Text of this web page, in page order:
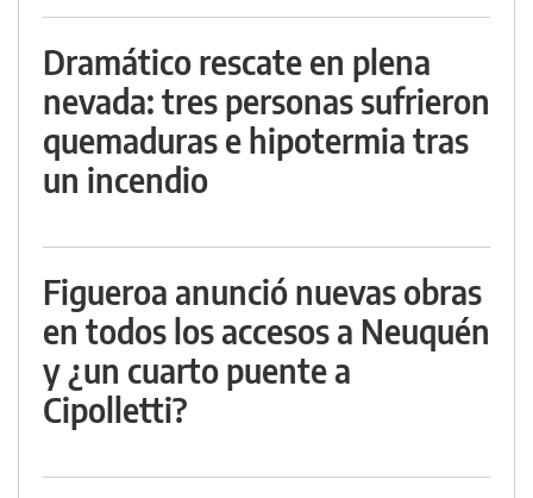
Dramático rescate en plena
nevada: tres personas sufrieron
quemaduras e hipotermia tras
un incendio
Figueroa anunció nuevas obras
en todos los accesos a Neuquén
y ¿un cuarto puente a
Cipolletti?